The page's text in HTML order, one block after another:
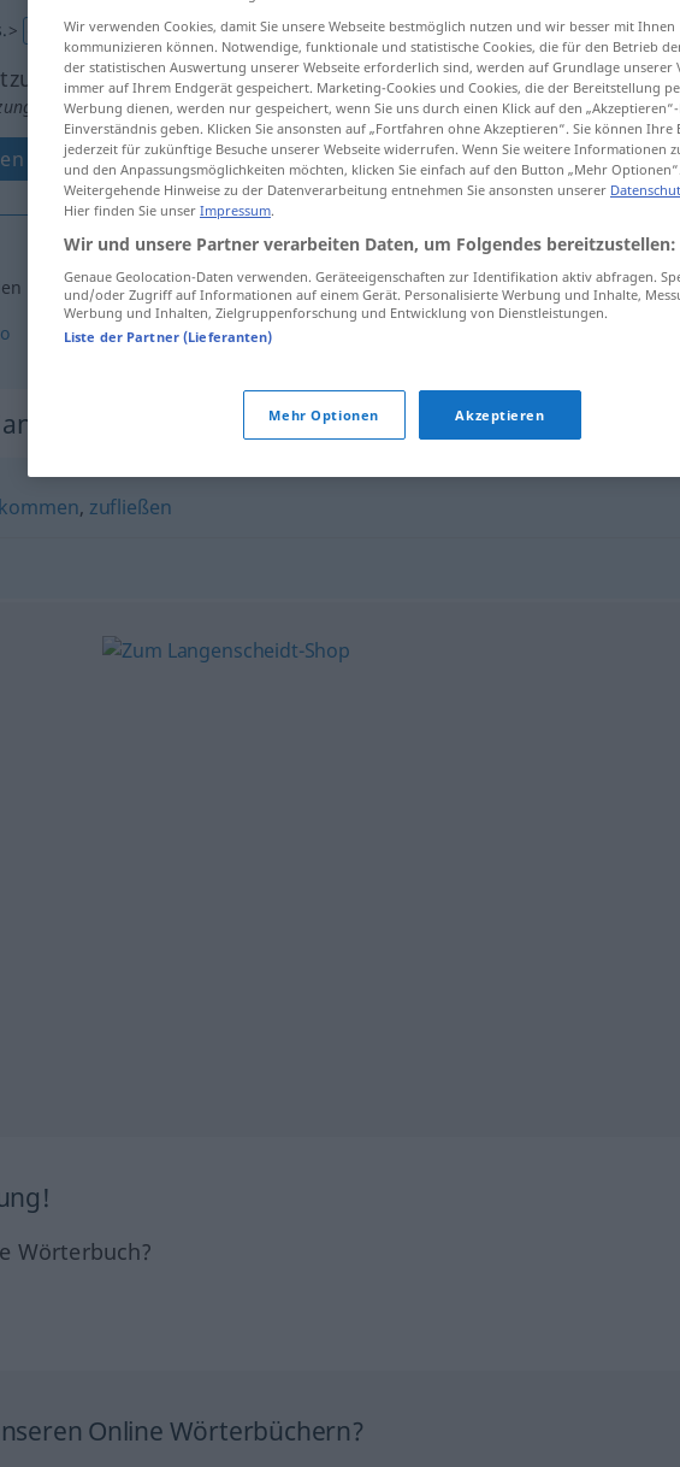
>
anklicken/antippen)
el olvido
jemandem anheimfallen Vermögen
, zufließen
Wörterbuch?
Online Wörterbüchern?
Wir verwenden Cookies, damit Sie unsere Webseite bestmöglich nutzen und wir besser mit Ihnen
kommunizieren können. Notwendige, funktionale und statistische Cookies, die für den Betrieb
der statistischen Auswertung unserer Webseite erforderlich sind, werden auf Grundlage unserer
immer auf Ihrem Endgerät gespeichert. Marketing-Cookies und Cookies, die der Bereitstellung
Werbung dienen, werden nur gespeichert, wenn Sie uns durch einen Klick auf den
Einverständnis geben. Klicken Sie ansonsten auf „Fortfahren ohne Akzeptieren“. Sie können Ihre
jederzeit für zukünftige Besuche unserer Webseite widerrufen. Wenn Sie weitere Informationen
und den Anpassungsmöglichkeiten möchten, klicken Sie einfach auf den Button „Mehr Optionen“.
Weitergehende Hinweise zu der Datenverarbeitung entnehmen Sie ansonsten unserer
Hier finden Sie unser Impressum.
Wir und unsere Partner verarbeiten Daten, um Folgendes bereitzustellen:
Genaue Geolocation-Daten verwenden. Geräteeigenschaften zur Identifikation aktiv abfragen.
und/oder Zugriff auf Informationen auf einem Gerät. Personalisierte Werbung und Inhalte,
Werbung und Inhalten, Zielgruppenforschung und Entwicklung von Dienstleistungen.
Liste der Partner (Lieferanten)
Mehr Optionen Akzeptieren